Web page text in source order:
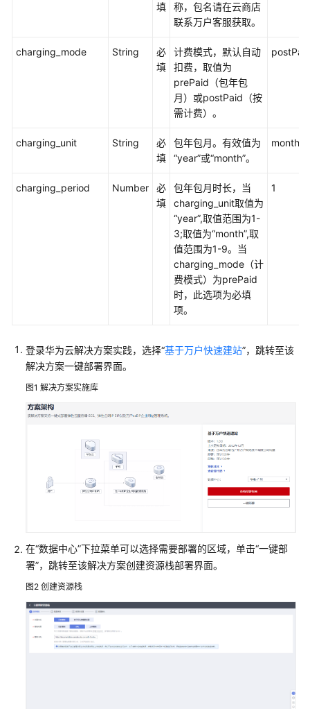
于
Java
境
站
速
构
建
高
用
四
层
负
填
称，包名请在云商店
联系万户客服获取。
charging_mode String
必
填
计费模式，默认自动
扣费，取值为
prePaid（包年包
月）或postPaid（按
需计费）。
charging_unit String
必
填
包年包月。有效值为
“year”或“month”。
month
charging_period Number
必
填
包年包月时长，当
charging_unit取值为
“year”,取值范围为1-
3;取值为“month”,取
值范围为1-9。当
charging_mode（计
费模式）为prePaid
时，此选项为必填
项。
1
登录华为云解决方案实践，选择“基于万户快速建站”，跳转至该
解决方案一键部署界面。
图1 解决方案实施库
在“数据中心”下拉菜单可以选择需要部署的区域，单击“一键部
署”，跳转至该解决方案创建资源栈部署界面。
图2 创建资源栈